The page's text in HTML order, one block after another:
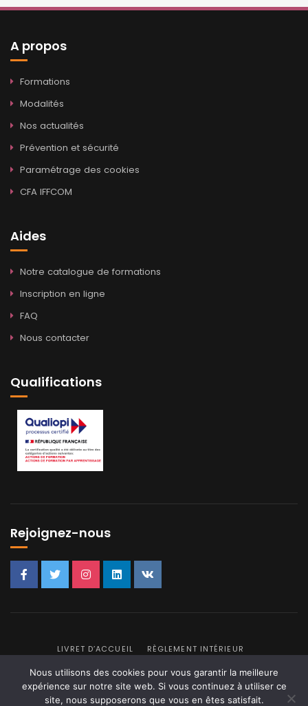
A propos
Formations
Modalités
Nos actualités
Prévention et sécurité
Paramétrage des cookies
CFA IFFCOM
Aides
Notre catalogue de formations
Inscription en ligne
FAQ
Nous contacter
Qualifications
Rejoignez-nous
LIVRET D’ACCUEIL
RÈGLEMENT INTÉRIEUR
© 2026 IFFCOM
Nous utilisons des cookies pour vous garantir la meilleure
expérience sur notre site web. Si vous continuez à utiliser ce
site, nous supposerons que vous en êtes satisfait.